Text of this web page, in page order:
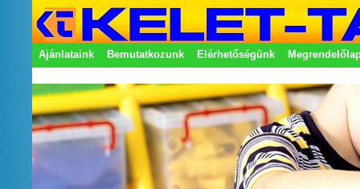
Ajánlataink Bemutatkozunk Elérhetőségünk